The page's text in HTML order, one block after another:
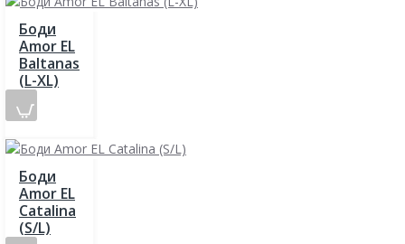
Боди
Amor EL
Baltanas
(L-XL)
Боди
Amor EL
Catalina
(S/L)